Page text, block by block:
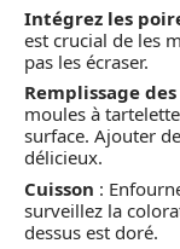
Intégrez les
est crucial de les
pas les écraser.
Remplissage
moules à
surface. Ajouter
délicieux.
Cuisson :
surveillez la
dessus est doré.